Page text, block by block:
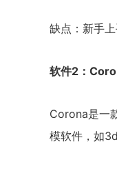
缺点：新手上
软件2：
Corona是一
模软件，如